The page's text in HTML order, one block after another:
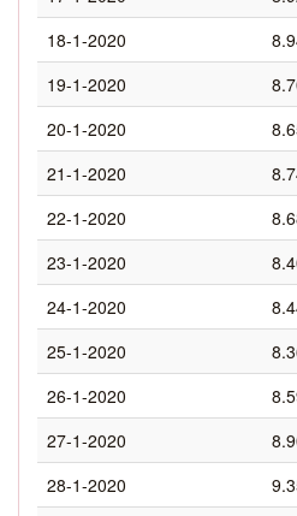
18-1-2020
19-1-2020
20-1-2020
21-1-2020
22-1-2020
23-1-2020
24-1-2020
25-1-2020
26-1-2020
27-1-2020
28-1-2020